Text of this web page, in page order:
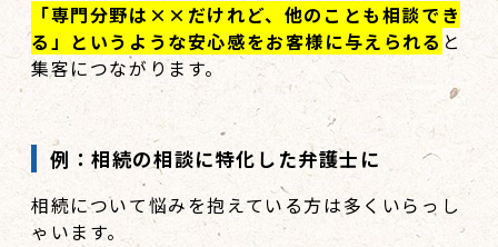
「専門分野は××だけれど、他のことも相談でき
る」というような安心感をお客様に与えられる と
集客につながります。
例：相続の相談に特化した弁護士に
相続について悩みを抱えている方は多くいらっし
ゃいます。